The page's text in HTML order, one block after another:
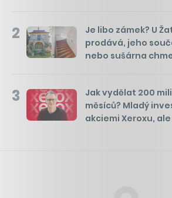
2
Je libo zámek? U
prodává, jeho
nebo sušárna
3
Jak vydělat 200
měsíců? Mladý
akciemi Xeroxu,